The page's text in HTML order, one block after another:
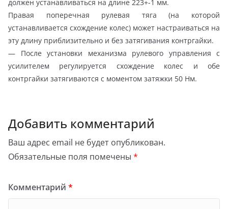
должен устанавливаться на длине 223+-1 мм.
Правая поперечная рулевая тяга (на которой
устанавливается схождение колес) может настраиваться на
эту длину приблизительно и без затягивания контргайки.
— После установки механизма рулевого управления с
усилителем регулируется схождение колес и обе
контргайки затягиваются с моментом затяжки 50 Нм.
Добавить комментарий
Ваш адрес email не будет опубликован.
Обязательные поля помечены *
Комментарий *